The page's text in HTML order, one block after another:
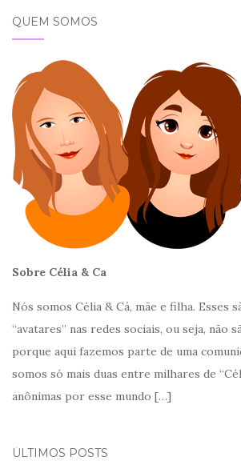
QUEM SOMOS
Sobre Célia & Ca
Nós somos Célia & Cá, mãe e filha. Esses
“avatares” nas redes sociais, ou seja, não
porque aqui fazemos parte de uma
somos só mais duas entre milhares de
anônimas por esse mundo […]
ÚLTIMOS POSTS